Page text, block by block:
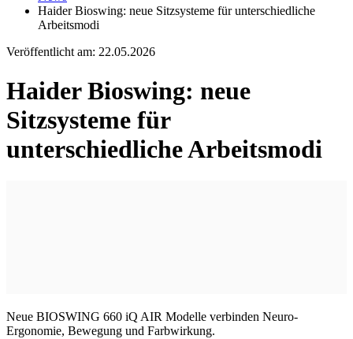
Haider Bioswing: neue Sitzsysteme für unterschiedliche
Arbeitsmodi
Veröffentlicht am: 22.05.2026
Haider Bioswing: neue
Sitzsysteme für
unterschiedliche Arbeitsmodi
Neue BIOSWING 660 iQ AIR Modelle verbinden Neuro-
Ergonomie, Bewegung und Farbwirkung.